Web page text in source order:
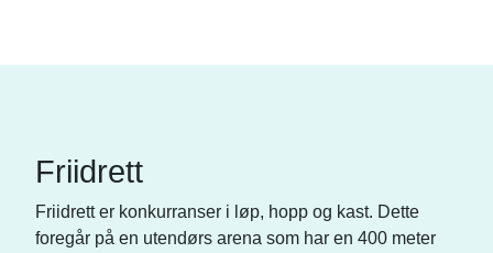
Friidrett
Friidrett er konkurranser i løp, hopp og kast. Dette
foregår på en utendørs arena som har en 400 meter